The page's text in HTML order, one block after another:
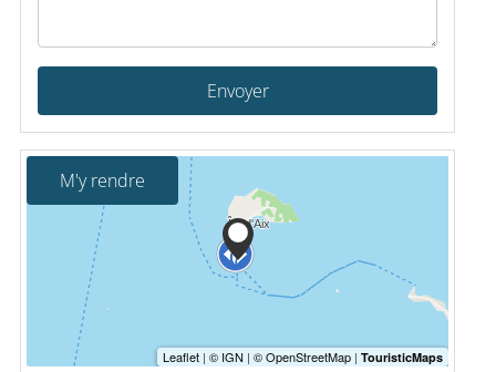
Envoyer
M'y rendre